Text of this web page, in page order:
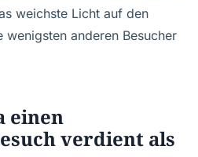
weichste Licht auf den
wenigsten anderen Besucher
einen
verdient als